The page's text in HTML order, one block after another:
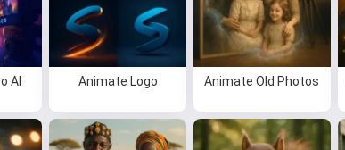
AI Animate Logo Animate Old Photos